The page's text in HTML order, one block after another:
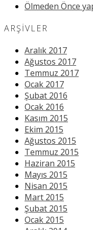
Ölmeden Önce
ARŞIVLER
Aralık 2017
Ağustos 2017
Temmuz 2017
Ocak 2017
Şubat 2016
Ocak 2016
Kasım 2015
Ekim 2015
Ağustos 2015
Temmuz 2015
Haziran 2015
Mayıs 2015
Nisan 2015
Mart 2015
Şubat 2015
Ocak 2015